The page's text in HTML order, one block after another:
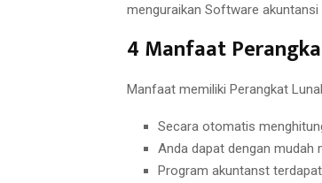
menguraikan Software
4 Manfaat
Manfaat memiliki Perangkat
Secara otomatis
Anda dapat dengan mudah
Program akuntanst